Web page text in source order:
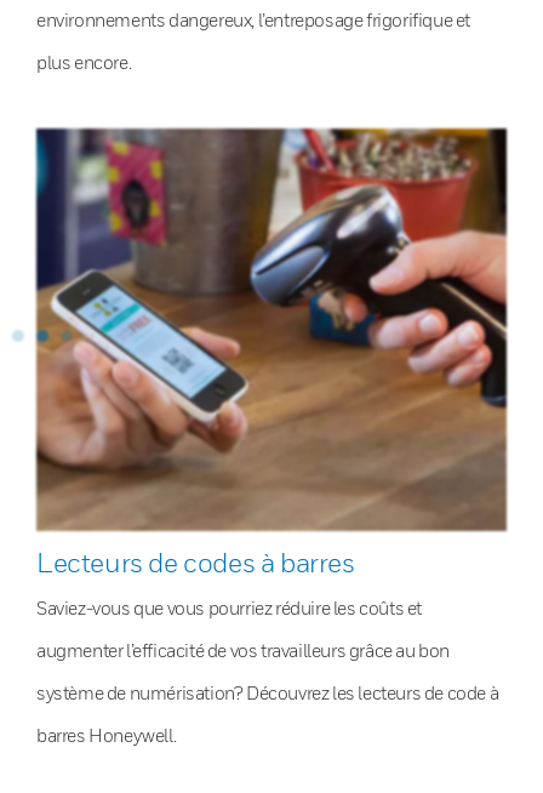
environnements dangereux, l’entreposage frigorifique et
plus encore.
Lecteurs de codes à barres
Saviez-vous que vous pourriez réduire les coûts et
augmenter l’efficacité de vos travailleurs grâce au bon
système de numérisation? Découvrez les lecteurs de code à
barres Honeywell.